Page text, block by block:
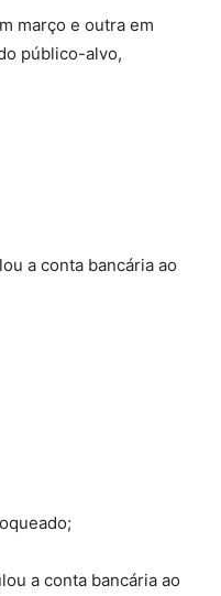
março e outra em
público-alvo,
a conta bancária ao
a conta bancária ao